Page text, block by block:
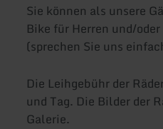
Sie können als unsere
Bike für Herren und/
(sprechen Sie uns
Die Leihgebühr der
und Tag. Die Bilder der
Galerie.